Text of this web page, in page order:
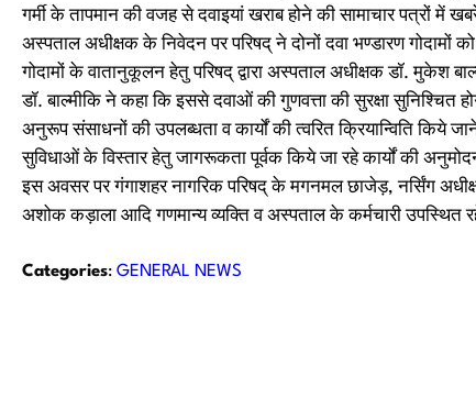
गर्मी के तापमान की वजह से दवाइयां खराब होने की सामाचार पत्रों
अस्पताल अधीक्षक के निवेदन पर परिषद् ने दोनों दवा भण्डारण गोदामों
गोदामों के वातानुकूलन हेतु परिषद् द्वारा अस्पताल अधीक्षक डॉ. मुकेश
डॉ. बाल्मीकि ने कहा कि इससे दवाओं की गुणवत्ता की सुरक्षा सुनिश्चित
अनुरूप संसाधनों की उपलब्धता व कार्यों की त्वरित क्रियान्विति किये
सुविधाओं के विस्तार हेतु जागरूकता पूर्वक किये जा रहे कार्यों की
इस अवसर पर गंगाशहर नागरिक परिषद् के मगनमल छाजेड़, नर्सिंग
अशोक कड़ाला आदि गणमान्य व्यक्ति व अस्पताल के कर्मचारी उपस्थित
Categories: GENERAL NEWS